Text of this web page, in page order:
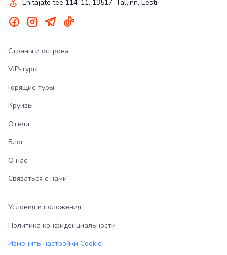
Ehitajate tee 114-11, 13517, Tallinn, Eesti
Страны и острова
VIP-туры
Горящие туры
Круизы
Отели
Блог
О нас
Связаться с нами
Условия и положения
Политика конфиденциальности
Изменить настройки Cookie